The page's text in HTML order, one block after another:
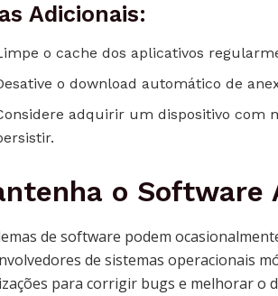
Adicionais:
o cache dos aplicativos
o download automático de
adquirir um dispositivo com
o Software
de software podem
de sistemas operacionais
para corrigir bugs e melhorar o